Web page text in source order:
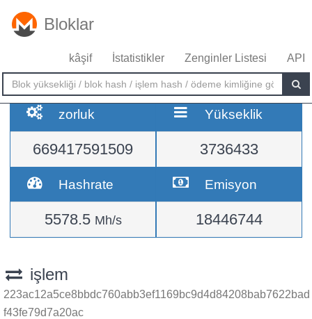
Bloklar
kâşif İstatistikler Zenginler Listesi API
zorluk
669417591509
Yükseklik
3736433
Hashrate
5578.5 Mh/s
Emisyon
18446744
işlem
223ac12a5ce8bbdc760abb3ef1169bc9d4d84208bab7622bad
f43fe79d7a20ac